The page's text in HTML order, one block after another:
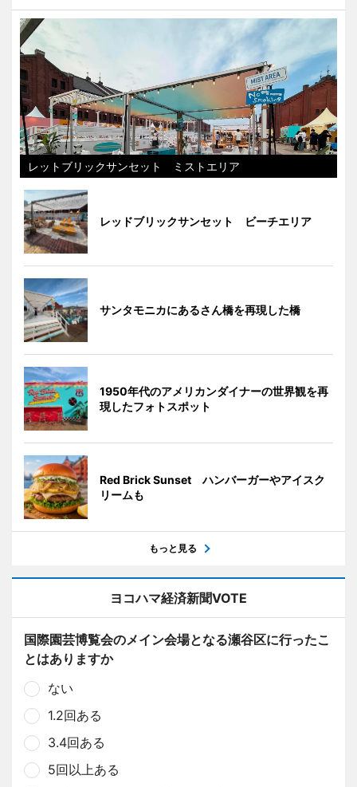
レットブリックサンセット ミストエリア
レッドブリックサンセット ビーチエリア
サンタモニカにあるさん橋を再現した橋
1950年代のアメリカンダイナーの世界観を再
現したフォトスポット
Red Brick Sunset ハンバーガーやアイスク
リームも
もっと見る
ヨコハマ経済新聞VOTE
国際園芸博覧会のメイン会場となる瀬谷区に行ったこ
とはありますか
ない
1.2回ある
3.4回ある
5回以上ある